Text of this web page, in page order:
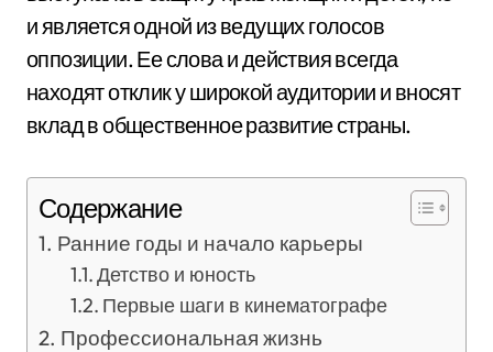
и является одной из ведущих голосов
оппозиции. Ее слова и действия всегда
находят отклик у широкой аудитории и вносят
вклад в общественное развитие страны.
Содержание
Ранние годы и начало карьеры
Детство и юность
Первые шаги в кинематографе
Профессиональная жизнь